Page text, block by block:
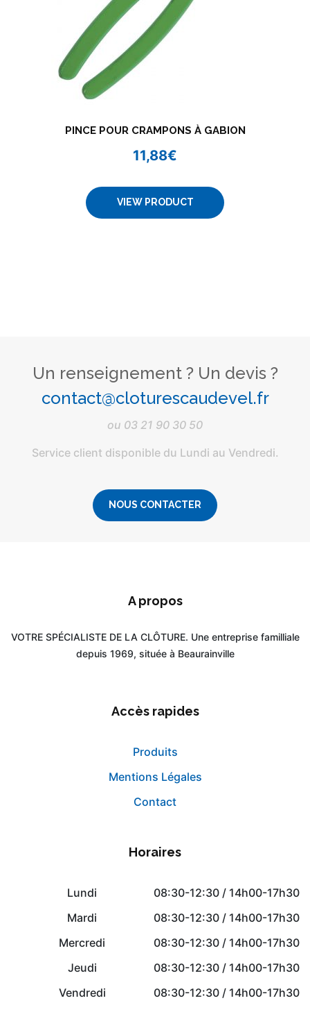
PINCE POUR CRAMPONS À GABION
11,88€
VIEW PRODUCT
Un renseignement ? Un devis ?
contact@cloturescaudevel.fr
ou 03 21 90 30 50
Service client disponible du Lundi au Vendredi.
NOUS CONTACTER
A propos
VOTRE SPÉCIALISTE DE LA CLÔTURE. Une entreprise familliale
depuis 1969, située à Beaurainville
Accès rapides
Produits
Mentions Légales
Contact
Horaires
Lundi
08:30-12:30 / 14h00-17h30
Mardi
08:30-12:30 / 14h00-17h30
Mercredi
08:30-12:30 / 14h00-17h30
Jeudi
08:30-12:30 / 14h00-17h30
Vendredi
08:30-12:30 / 14h00-17h30